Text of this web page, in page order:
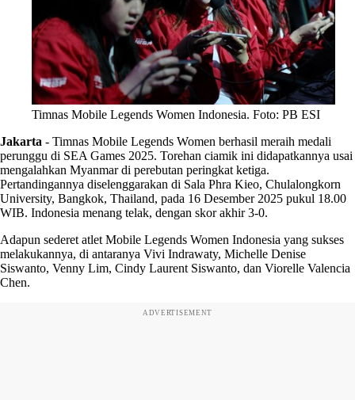
Timnas Mobile Legends Women Indonesia. Foto: PB ESI
Jakarta - Timnas Mobile Legends Women berhasil meraih medali
perunggu di SEA Games 2025. Torehan ciamik ini didapatkannya usai
mengalahkan Myanmar di perebutan peringkat ketiga.
Pertandingannya diselenggarakan di Sala Phra Kieo, Chulalongkorn
University, Bangkok, Thailand, pada 16 Desember 2025 pukul 18.00
WIB. Indonesia menang telak, dengan skor akhir 3-0.
Adapun sederet atlet Mobile Legends Women Indonesia yang sukses
melakukannya, di antaranya Vivi Indrawaty, Michelle Denise
Siswanto, Venny Lim, Cindy Laurent Siswanto, dan Viorelle Valencia
Chen.
ADVERTISEMENT